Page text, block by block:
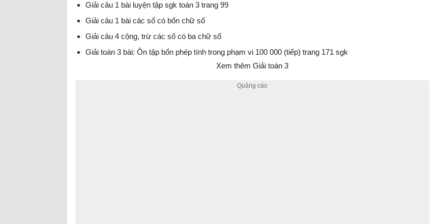
Giải câu 1 bài luyện tập sgk toán 3 trang 99
Giải câu 1 bài các số có bốn chữ số
Giải câu 4 cộng, trừ các số có ba chữ số
Giải toán 3 bài: Ôn tập bốn phép tính trong phạm vi 100 000 (tiếp) trang 171 sgk
Xem thêm Giải toán 3